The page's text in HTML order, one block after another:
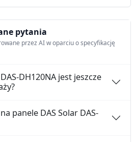
pytania
przez AI w oparciu o specyfikację
DH120NA jest jeszcze
panele DAS Solar DAS-